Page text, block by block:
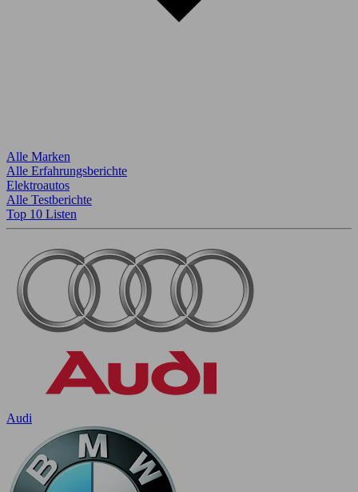
Alle Marken
Alle Erfahrungsberichte
Elektroautos
Alle Testberichte
Top 10 Listen
Audi